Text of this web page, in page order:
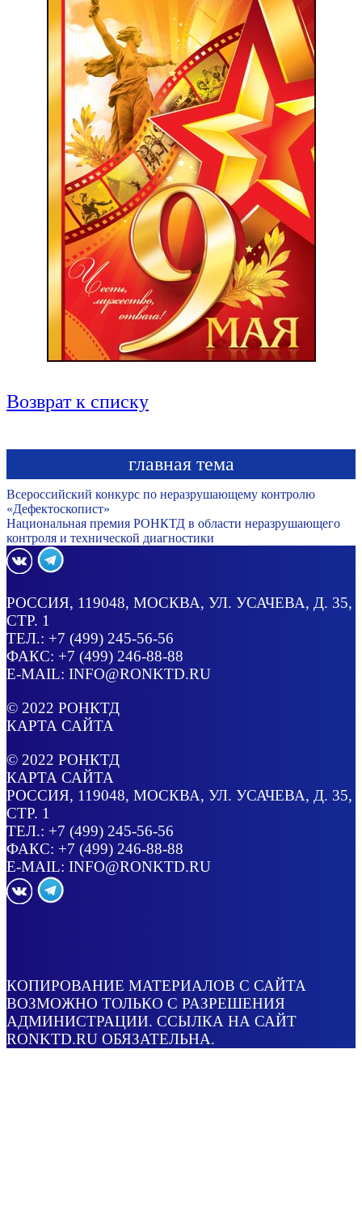
Возврат к списку
главная тема
Всероссийский конкурс по неразрушающему контролю
«Дефектоскопист»
Национальная премия РОНКТД в области неразрушающего
контроля и технической диагностики
РОССИЯ, 119048, МОСКВА, УЛ. УСАЧЕВА, Д. 35,
СТР. 1
ТЕЛ.: +7 (499) 245-56-56
ФАКС: +7 (499) 246-88-88
E-MAIL: INFO@RONKTD.RU
© 2022 РОНКТД
КАРТА САЙТА
© 2022 РОНКТД
КАРТА САЙТА
РОССИЯ, 119048, МОСКВА, УЛ. УСАЧЕВА, Д. 35,
СТР. 1
ТЕЛ.: +7 (499) 245-56-56
ФАКС: +7 (499) 246-88-88
E-MAIL: INFO@RONKTD.RU
КОПИРОВАНИЕ МАТЕРИАЛОВ С САЙТА
ВОЗМОЖНО ТОЛЬКО С РАЗРЕШЕНИЯ
АДМИНИСТРАЦИИ. ССЫЛКА НА САЙТ
RONKTD.RU ОБЯЗАТЕЛЬНА.